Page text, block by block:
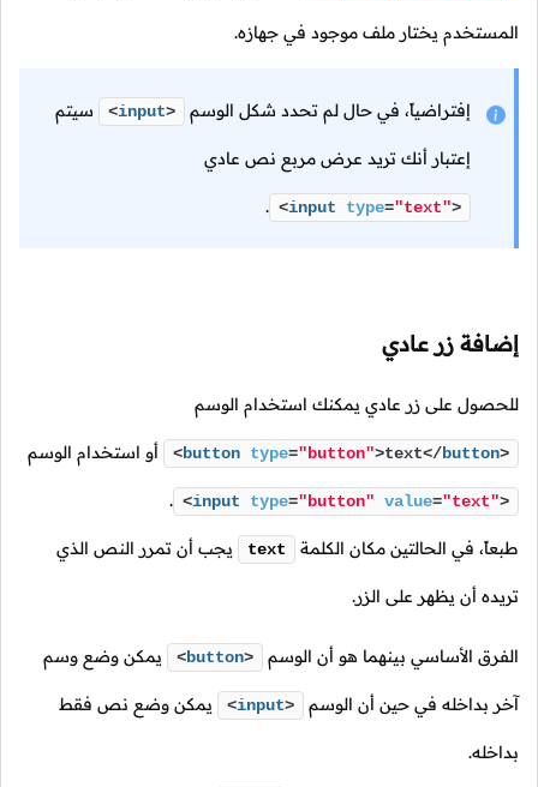
المستخدم يختار ملف موجود في جهازه.
إفتراضياً، في حال لم تحدد شكل الوسم <input> سيتم
إعتبار أنك تريد عرض مربع نص عادي
<input type="text">
.
إضافة زر عادي
للحصول على زر عادي يمكنك استخدام الوسم
<button type="button">text</button> أو استخدام الوسم
<input type="button" value="text">
.
طبعاً، في الحالتين مكان الكلمة text يجب أن تمرر النص الذي
تريده أن يظهر على الزر.
الفرق الأساسي بينهما هو أن الوسم <button> يمكن وضع وسم
آخر بداخله في حين أن الوسم <input> يمكن وضع نص فقط
بداخله.